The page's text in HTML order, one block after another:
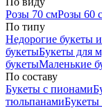
Розы 70 смРозы 60
По типу
Недорогие букеты
букетыБукеты для
букетыМаленькие
По составу
Букеты с пионами
тюльпанамиБукеты